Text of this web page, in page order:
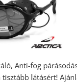
Anti-fog
látásért!